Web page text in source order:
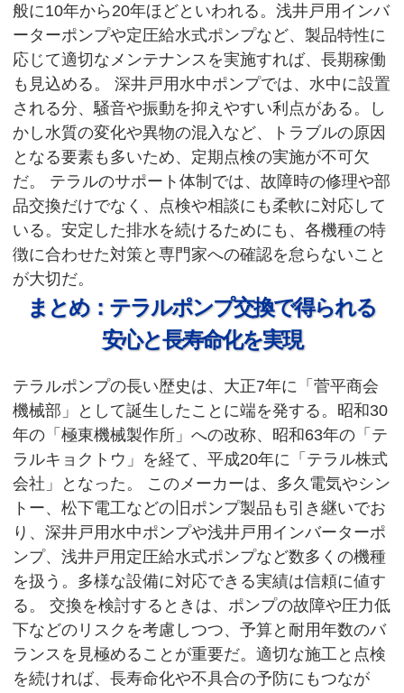
般に10年から20年ほどといわれる。浅井戸用インバ
ーターポンプや定圧給水式ポンプなど、製品特性に
応じて適切なメンテナンスを実施すれば、長期稼働
も見込める。 深井戸用水中ポンプでは、水中に設置
される分、騒音や振動を抑えやすい利点がある。し
かし水質の変化や異物の混入など、トラブルの原因
となる要素も多いため、定期点検の実施が不可欠
だ。 テラルのサポート体制では、故障時の修理や部
品交換だけでなく、点検や相談にも柔軟に対応して
いる。安定した排水を続けるためにも、各機種の特
徴に合わせた対策と専門家への確認を怠らないこと
が大切だ。
まとめ：テラルポンプ交換で得られる
安心と長寿命化を実現
テラルポンプの長い歴史は、大正7年に「菅平商会
機械部」として誕生したことに端を発する。昭和30
年の「極東機械製作所」への改称、昭和63年の「テ
ラルキョクトウ」を経て、平成20年に「テラル株式
会社」となった。 このメーカーは、多久電気やシン
トー、松下電工などの旧ポンプ製品も引き継いでお
り、深井戸用水中ポンプや浅井戸用インバーターポ
ンプ、浅井戸用定圧給水式ポンプなど数多くの機種
を扱う。多様な設備に対応できる実績は信頼に値す
る。 交換を検討するときは、ポンプの故障や圧力低
下などのリスクを考慮しつつ、予算と耐用年数のバ
ランスを見極めることが重要だ。適切な施工と点検
を続ければ、長寿命化や不具合の予防にもつなが